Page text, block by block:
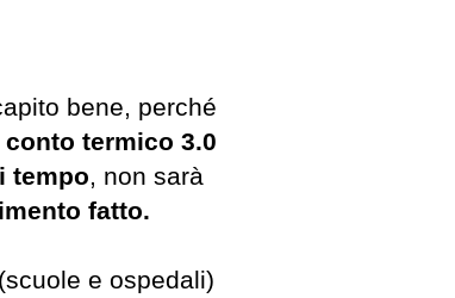
bene, perché
conto termico 3.0
tempo, non sarà
fatto.
(scuole e ospedali)